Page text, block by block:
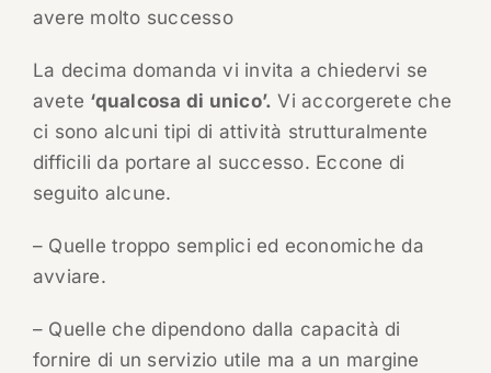
avere molto successo
La decima domanda vi invita a chiedervi se
avete ‘qualcosa di unico’. Vi accorgerete che
ci sono alcuni tipi di attività strutturalmente
difficili da portare al successo. Eccone di
seguito alcune.
– Quelle troppo semplici ed economiche da
avviare.
– Quelle che dipendono dalla capacità di
fornire di un servizio utile ma a un margine